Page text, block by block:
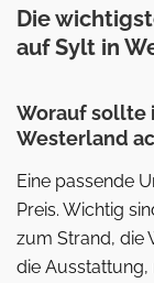
Die
auf Sylt in
Worauf sollte
Westerland
Eine passende
Preis. Wichtig
zum Strand, die
die